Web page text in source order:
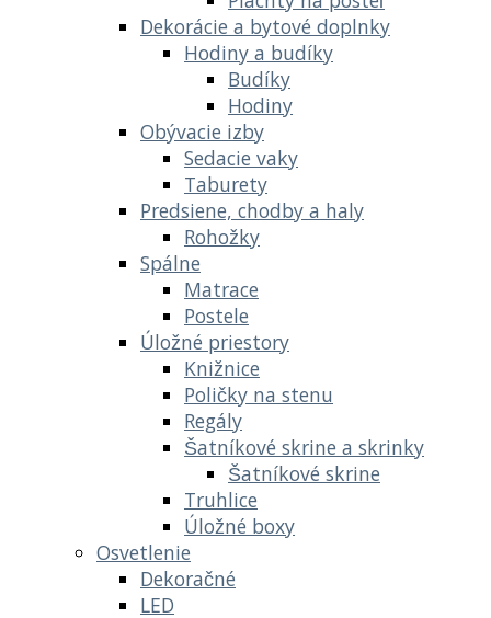
Dekorácie a bytové doplnky
Hodiny a budíky
Budíky
Hodiny
Obývacie izby
Sedacie vaky
Taburety
Predsiene, chodby a haly
Rohožky
Spálne
Matrace
Postele
Úložné priestory
Knižnice
Poličky na stenu
Regály
Šatníkové skrine a skrinky
Šatníkové skrine
Truhlice
Úložné boxy
Osvetlenie
Dekoračné
LED